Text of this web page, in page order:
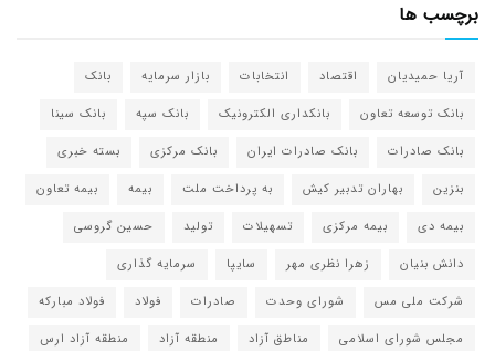
برچسب ها
آریا حمیدیان اقتصاد انتخابات بازار سرمایه
بانک
بانک توسعه تعاون
بانکداری الکترونیک بانک سپه
بانک سینا
بانک صادرات
بانک صادرات ایران بانک مرکزی
بسته خبری
بنزین
بهاران تدبیر کیش به پرداخت ملت بیمه
بیمه تعاون
بیمه دی
بیمه مرکزی تسهیلات تولید
حسین گروسی
دانش بنیان
زهرا نظری مهر سایپا
سرمایه گذاری
شرکت ملی مس
شورای وحدت صادرات فولاد
فولاد مبارکه
مجلس شورای اسلامی
مناطق آزاد منطقه آزاد
منطقه آزاد ارس